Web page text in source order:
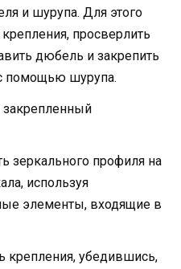
и шурупа. Для этого
просверлить
дюбель и закрепить
помощью шурупа.
закрепленный
зеркального профиля на
используя
элементы, входящие в
крепления, убедившись,